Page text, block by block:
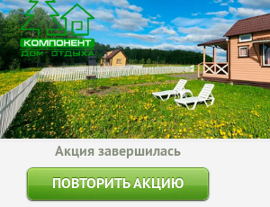
Акция завершилась
ПОВТОРИТЬ АКЦИЮ